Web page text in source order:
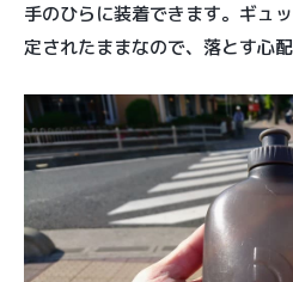
手のひらに装着できます。ギュ
定されたままなので、落とす心配